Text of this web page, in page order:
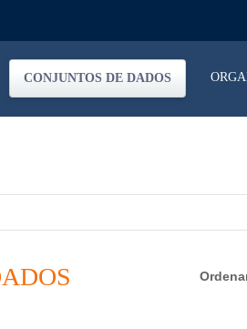
CONJUNTOS DE DADOS